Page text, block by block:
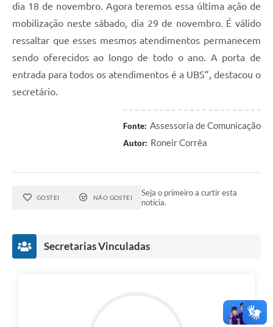
dia 18 de novembro. Agora teremos essa última ação de
mobilização neste sábado, dia 29 de novembro. É válido
ressaltar que esses mesmos atendimentos permanecem
sendo oferecidos ao longo de todo o ano. A porta de
entrada para todos os atendimentos é a UBS”, destacou o
secretário.
Fonte: Assessoria de Comunicação
Autor: Roneir Corrêa
GOSTEI NÃO GOSTEI
Seja o primeiro a curtir esta
notícia.
Secretarias Vinculadas